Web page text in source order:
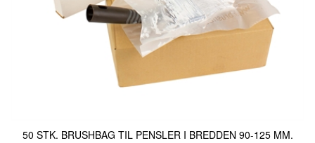
50 STK. BRUSHBAG TIL PENSLER I BREDDEN 90-125 MM.